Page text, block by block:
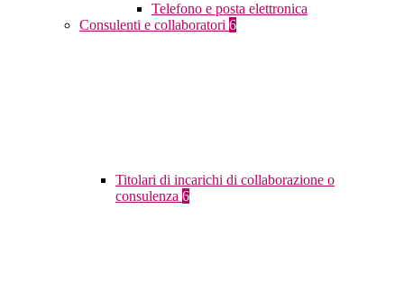
Telefono e posta elettronica
Consulenti e collaboratori 6
Titolari di incarichi di collaborazione o
consulenza 6